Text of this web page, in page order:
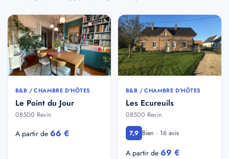
B&B / CHAMBRE D'HÔTES
Le Point du Jour
08500 Revin
A partir de 66 €
B&B / CHAMBRE D'HÔTES
Les Ecureuils
08500 Revin
7,9 Bien · 16 avis
A partir de 69 €